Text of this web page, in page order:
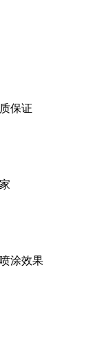
保证
涂效果